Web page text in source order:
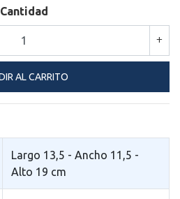
Cantidad
+
Largo 13,5 - Ancho 11,5 -
Alto 19 cm